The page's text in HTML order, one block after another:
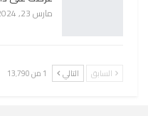
مارس 23, 2024
السابق التالي 1 من 13٬790